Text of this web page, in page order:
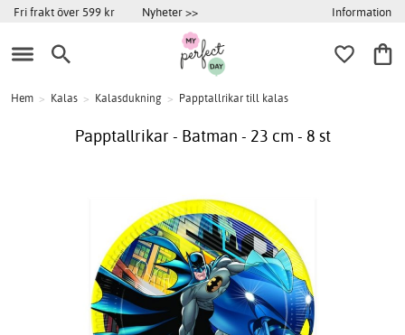
Fri frakt över 599 kr Nyheter >> Information
Hem > Kalas > Kalasdukning > Papptallrikar till kalas
Papptallrikar - Batman - 23 cm - 8 st